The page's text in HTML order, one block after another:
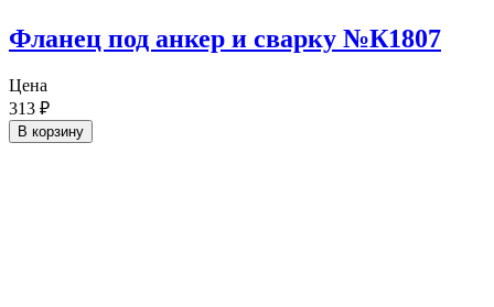
Фланец под анкер и сварку №К1807
Цена
313 ₽
В корзину